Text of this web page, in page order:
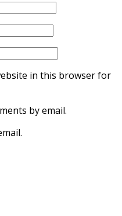
in this browser for
by email.